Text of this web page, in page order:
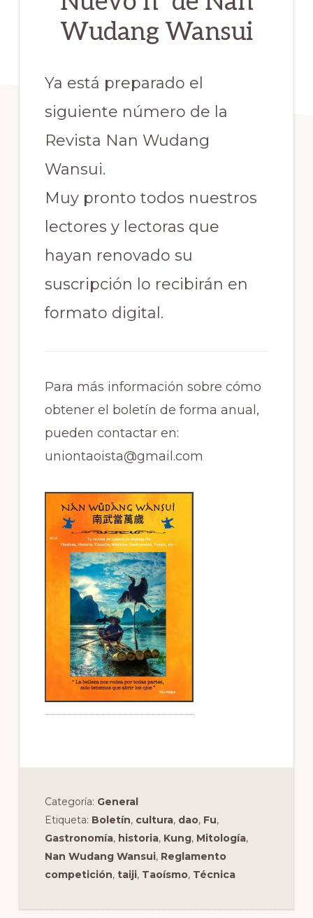
Wudang Wansui
Ya está preparado el
siguiente número de la
Revista Nan Wudang
Wansui.
Muy pronto todos nuestros
lectores y lectoras que
hayan renovado su
suscripción lo recibirán en
formato digital.
Para más información sobre cómo
obtener el boletín de forma anual,
pueden contactar en:
uniontaoista@gmail.com
Categoría: General
Etiqueta: Boletín, cultura, dao, Fu,
Gastronomía, historia, Kung, Mitología,
Nan Wudang Wansui, Reglamento
competición, taiji, Taoísmo, Técnica